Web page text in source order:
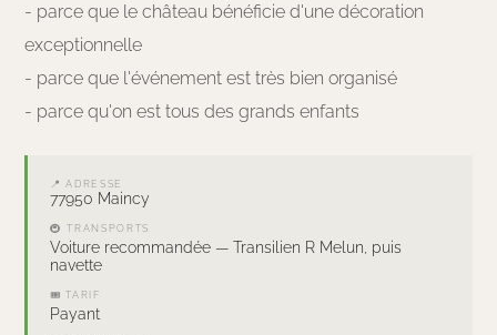
- parce que le château bénéficie d'une décoration
exceptionnelle
- parce que l'événement est très bien organisé
- parce qu'on est tous des grands enfants
📍 ADRESSE
77950 Maincy
🚇 TRANSPORTS
Voiture recommandée — Transilien R Melun, puis
navette
🎟 TARIF
Payant